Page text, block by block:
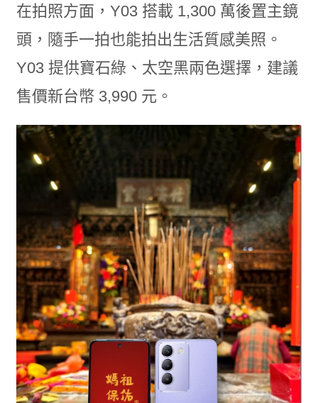
在拍照方面，Y03 搭載 1,300 萬後置主鏡
頭，隨手一拍也能拍出生活質感美照。
Y03 提供寶石綠、太空黑兩色選擇，建議
售價新台幣 3,990 元。